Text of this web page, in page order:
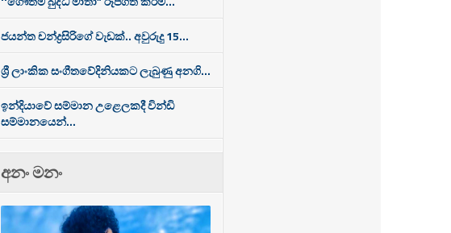
ජයන්ත චන්ද්‍රසිරිගේ වැඩක්.. අවුරුදු 15...
ශ්‍රී ලාංකික සංගීතවේදිනියකට ලැබුණු අනගි...
ඉන්දියාවේ සම්මාන උළෙලකදී වින්ඩි
සම්මානයෙන්...
අනං මනං